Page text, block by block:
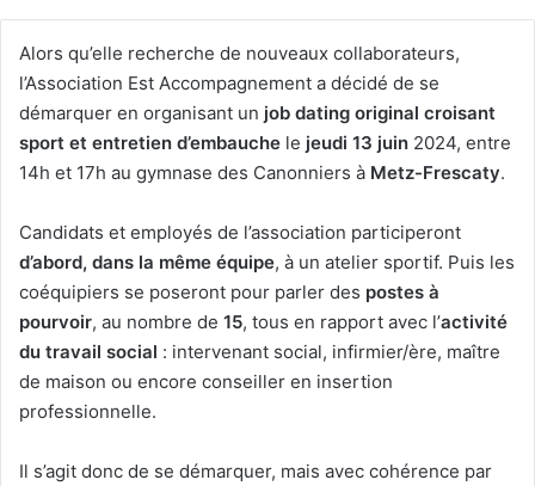
Alors qu’elle recherche de nouveaux collaborateurs,
l’Association Est Accompagnement a décidé de se
démarquer en organisant un job dating original croisant
sport et entretien d’embauche le jeudi 13 juin 2024, entre
14h et 17h au gymnase des Canonniers à Metz-Frescaty.
Candidats et employés de l’association participeront
d’abord, dans la même équipe, à un atelier sportif. Puis les
coéquipiers se poseront pour parler des postes à
pourvoir, au nombre de 15, tous en rapport avec l’activité
du travail social : intervenant social, infirmier/ère, maître
de maison ou encore conseiller en insertion
professionnelle.
Il s’agit donc de se démarquer, mais avec cohérence par